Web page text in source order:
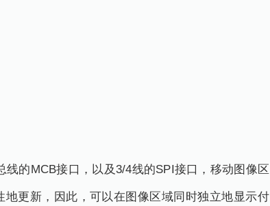
的MCB接口，以及3/4线的SPI接口，移动图像区
更新，因此，可以在图像区域同时独立地显示付